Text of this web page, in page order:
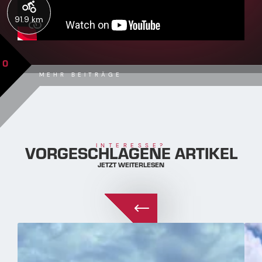
91.9 km
MEHR BEITRÄGE
0
INTERESSE?
VORGESCHLAGENE ARTIKEL
JETZT WEITERLESEN